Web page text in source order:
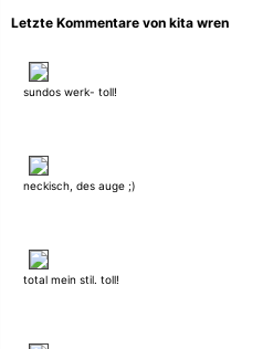
Letzte Kommentare von kita wren
sundos werk- toll!
neckisch, des auge ;)
total mein stil. toll!